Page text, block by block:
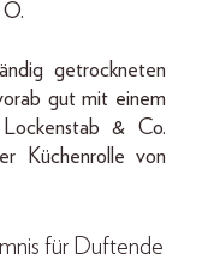
getrockneten
gut mit einem
& Co.
Küchenrolle von
für Duftende